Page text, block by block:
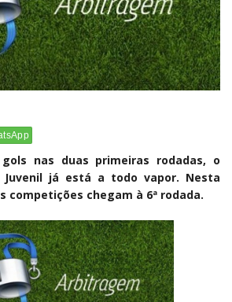
nas duas primeiras rodadas, o
já está a todo vapor. Nesta
competições chegam à 6ª rodada.